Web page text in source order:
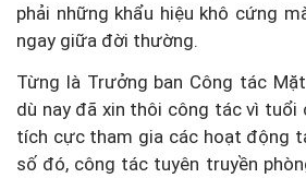
phải những khẩu hiệu khô cứng
ngay giữa đời thường.
Từng là Trưởng ban Công tác
dù nay đã xin thôi công tác vì tuổi
tích cực tham gia các hoạt động
số đó, công tác tuyên truyền